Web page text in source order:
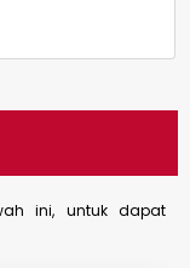
ini, untuk dapat